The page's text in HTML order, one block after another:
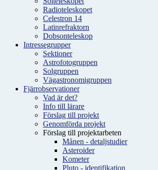
Radioteleskopet
Celestron 14
Latinrefraktorn
Dobsonteleskop
Intressegrupper
Sektioner
Astrofotogruppen
Solgruppen
Vägastronomigruppen
Fjärrobservationer
Vad är det?
Info till lärare
Förslag till projekt
Genomförda projekt
Förslag till projektarbeten
Månen - detaljstudier
Asteroider
Kometer
Pluto - identifikation